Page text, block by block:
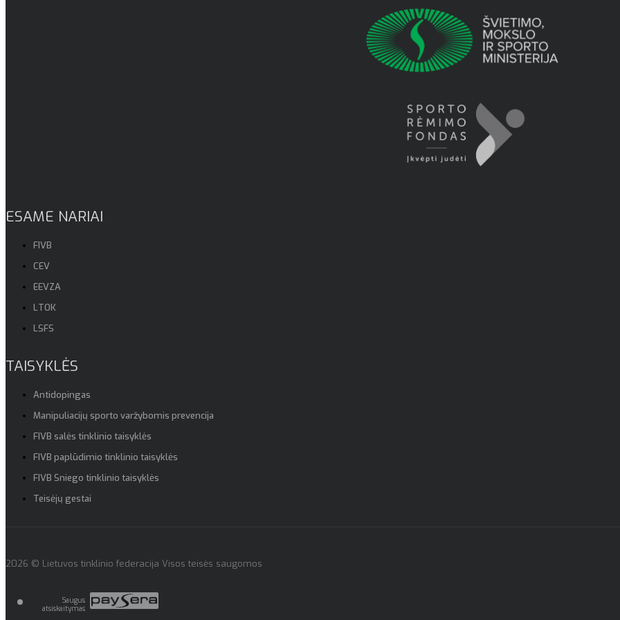
ESAME NARIAI
FIVB
CEV
EEVZA
LTOK
LSFS
TAISYKLĖS
Antidopingas
Manipuliacijų sporto varžybomis prevencija
FIVB salės tinklinio taisyklės
FIVB paplūdimio tinklinio taisyklės
FIVB Sniego tinklinio taisyklės
Teisėjų gestai
2026 © Lietuvos tinklinio federacija Visos teisės saugomos
Saugus
atsiskaitymas